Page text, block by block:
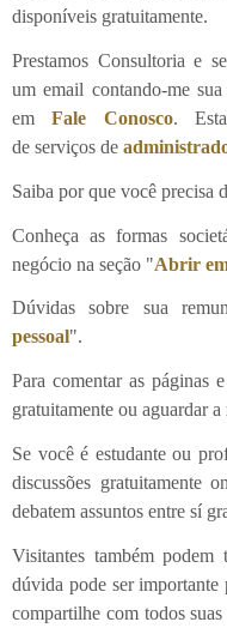
disponíveis gratuitamente.
Prestamos Consultoria e
um email contando-me sua
emFale Conosco.
de serviços de
Saiba por que você precisa
Conheça as formas
negócio na seção "Abrir
Dúvidas sobre sua
pessoal".
Para comentar as páginas
gratuitamente ou aguardar
Se você é estudante ou
discussões gratuitamente
debatem assuntos entre sí
Visitantes também
dúvida pode ser importante
compartilhe com todos